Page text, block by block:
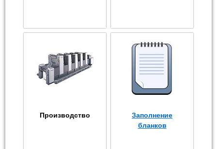
Производство
Заполнение
бланков